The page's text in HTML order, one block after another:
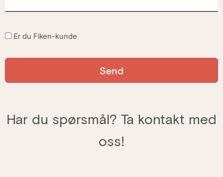
Er du Fiken-kunde
Har du spørsmål? Ta kontakt med
oss!